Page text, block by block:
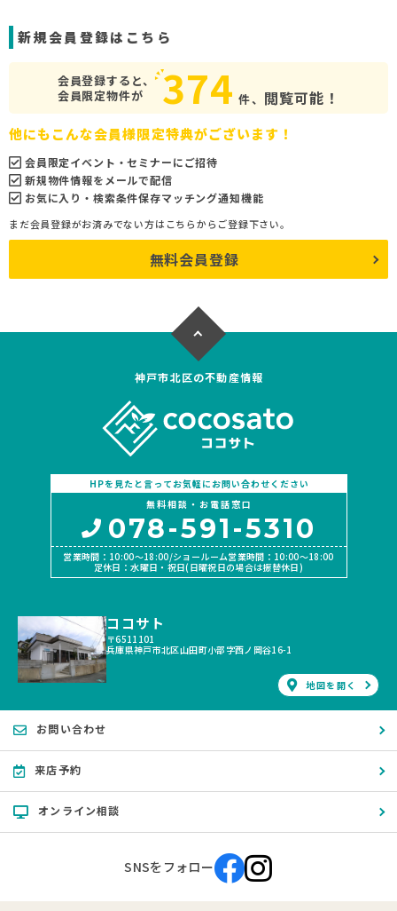
新規会員登録はこちら
会員登録すると、
会員限定物件が
374 件、 閲覧可能！
他にもこんな会員様限定特典がございます！
会員限定イベント・セミナーにご招待
新規物件情報をメールで配信
お気に入り・検索条件保存マッチング通知機能
まだ会員登録がお済みでない方はこちらからご登録下さい。
無料会員登録
神戸市北区の不動産情報
HPを見たと言ってお気軽にお問い合わせください
無料相談・お電話窓口
078-591-5310
営業時間：10:00〜18:00/ショールーム営業時間：10:00〜18:00
定休日：水曜日・祝日(日曜祝日の場合は振替休日)
ココサト
〒6511101
兵庫県神戸市北区山田町小部字西ノ岡谷16-1
地図を開く
お問い合わせ
来店予約
オンライン相談
SNSをフォロー